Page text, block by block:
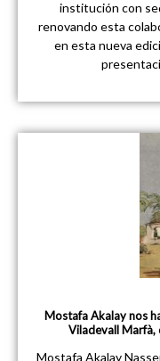
institución con
renovando esta
en esta nueva
Mostafa Akalay nos
Viladevall Marfà,
Mostafa Akalay